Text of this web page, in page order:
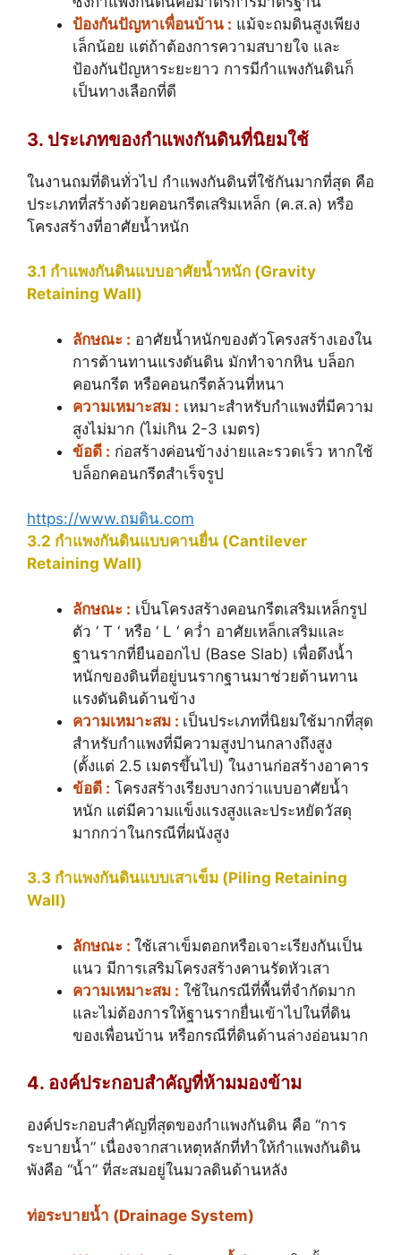
ป้องกันปัญหาเพื่อนบ้าน : แม้จะถมดินสูงเพียง
เล็กน้อย แต่ถ้าต้องการความสบายใจ และ
ป้องกันปัญหาระยะยาว การมีกำแพงกันดินก็
เป็นทางเลือกที่ดี
3. ประเภทของกำแพงกันดินที่นิยมใช้
ในงานถมที่ดินทั่วไป กำแพงกันดินที่ใช้กันมากที่สุด คือ
ประเภทที่สร้างด้วยคอนกรีตเสริมเหล็ก (ค.ส.ล) หรือ
โครงสร้างที่อาศัยน้ำหนัก
3.1 กำแพงกันดินแบบอาศัยน้ำหนัก (Gravity
Retaining Wall)
ลักษณะ : อาศัยน้ำหนักของตัวโครงสร้างเองใน
การต้านทานแรงดันดิน มักทำจากหิน บล็อก
คอนกรีต หรือคอนกรีตล้วนที่หนา
ความเหมาะสม : เหมาะสำหรับกำแพงที่มีความ
สูงไม่มาก (ไม่เกิน 2-3 เมตร)
ข้อดี : ก่อสร้างค่อนข้างง่ายและรวดเร็ว หากใช้
บล็อกคอนกรีตสำเร็จรูป
https://www.ถมดิน.com
3.2 กำแพงกันดินแบบคานยื่น (Cantilever
Retaining Wall)
ลักษณะ : เป็นโครงสร้างคอนกรีตเสริมเหล็กรูป
ตัว ‘ T ‘ หรือ ‘ L ‘ คว่ำ อาศัยเหล็กเสริมและ
ฐานรากที่ยืนออกไป (Base Slab) เพื่อดึงน้ำ
หนักของดินที่อยู่บนรากฐานมาช่วยต้านทาน
แรงดันดินด้านข้าง
ความเหมาะสม : เป็นประเภทที่นิยมใช้มากที่สุด
สำหรับกำแพงที่มีความสูงปานกลางถึงสูง
(ตั้งแต่ 2.5 เมตรขึ้นไป) ในงานก่อสร้างอาคาร
ข้อดี : โครงสร้างเรียงบางกว่าแบบอาศัยน้ำ
หนัก แต่มีความแข็งแรงสูงและประหยัดวัสดุ
มากกว่าในกรณีที่ผนังสูง
3.3 กำแพงกันดินแบบเสาเข็ม (Piling Retaining
Wall)
ลักษณะ : ใช้เสาเข็มตอกหรือเจาะเรียงกันเป็น
แนว มีการเสริมโครงสร้างคานรัดหัวเสา
ความเหมาะสม : ใช้ในกรณีที่พื้นที่จำกัดมาก
และไม่ต้องการให้ฐานรากยื่นเข้าไปในที่ดิน
ของเพื่อนบ้าน หรือกรณีที่ดินด้านล่างอ่อนมาก
4. องค์ประกอบสำคัญที่ห้ามมองข้าม
องค์ประกอบสำคัญที่สุดของกำแพงกันดิน คือ “การ
ระบายน้ำ” เนื่องจากสาเหตุหลักที่ทำให้กำแพงกันดิน
พังคือ “น้ำ” ที่สะสมอยู่ในมวลดินด้านหลัง
ท่อระบายน้ำ (Drainage System)